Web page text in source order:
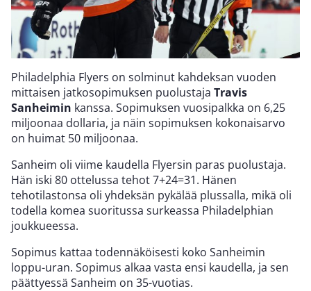
Philadelphia Flyers on solminut kahdeksan vuoden
mittaisen jatkosopimuksen puolustaja Travis
Sanheimin kanssa. Sopimuksen vuosipalkka on 6,25
miljoonaa dollaria, ja näin sopimuksen kokonaisarvo
on huimat 50 miljoonaa.
Sanheim oli viime kaudella Flyersin paras puolustaja.
Hän iski 80 ottelussa tehot 7+24=31. Hänen
tehotilastonsa oli yhdeksän pykälää plussalla, mikä oli
todella komea suoritussa surkeassa Philadelphian
joukkueessa.
Sopimus kattaa todennäköisesti koko Sanheimin
loppu-uran. Sopimus alkaa vasta ensi kaudella, ja sen
päättyessä Sanheim on 35-vuotias.